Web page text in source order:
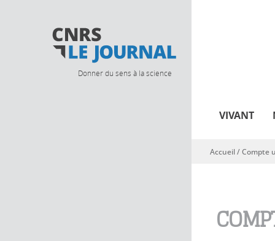
Donner du sens à la science
VIVANT
Vous êtes ici
Accueil/Compte